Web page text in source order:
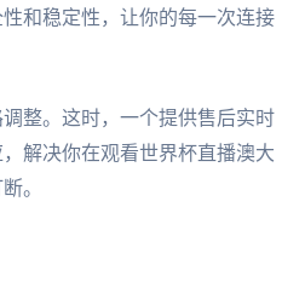
和稳定性，让你的每一次连接
整。这时，一个提供售后实时
解决你在观看世界杯直播澳大
。